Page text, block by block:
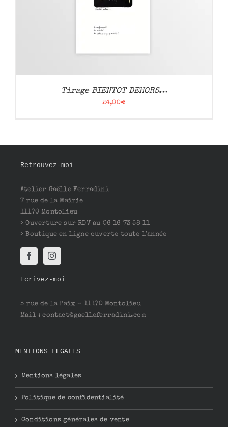
Tirage BIENTOT DEHORS…
24,00€
Retrouvez-moi
Atelier Gaëlle Ferradini
7 rue de la Mairie
11170 Montolieu
> Ouverture sur RDV au 06 16 73 58 11
> Boutique en ligne ouverte toute l’année
Ecrivez-moi
5 rue de la Paix – 11170 Montolieu
Mail : contact@gaelleferradini.com
MENTIONS LEGALES
Mentions légales
Politique de confidentialité
Conditions générales de vente